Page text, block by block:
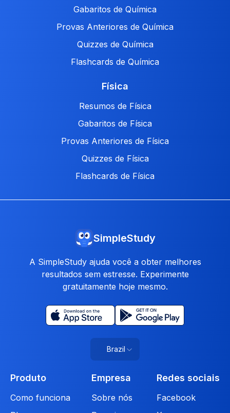
Gabaritos de Química
Provas Anteriores de Química
Quizzes de Química
Flashcards de Química
Física
Resumos de Física
Gabaritos de Física
Provas Anteriores de Física
Quizzes de Física
Flashcards de Física
SimpleStudy
A SimpleStudy ajuda você a obter melhores
resultados sem estresse. Experimente
gratuitamente hoje mesmo.
Brazil
Produto
Como funciona
Empresa
Sobre nós
Redes sociais
Facebook